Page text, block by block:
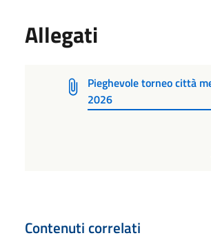
Allegati
Pieghevole torneo città
2026
Contenuti correlati